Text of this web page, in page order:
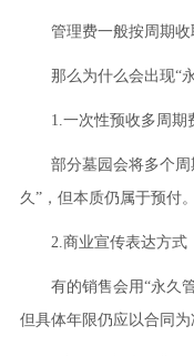
管理费一般按周期收
那么为什么会出现“
1.一次性预收多周期
部分墓园会将多个
久”，但本质仍属于预付。
2.商业宣传表达方式
有的销售会用“永久
但具体年限仍应以合同为